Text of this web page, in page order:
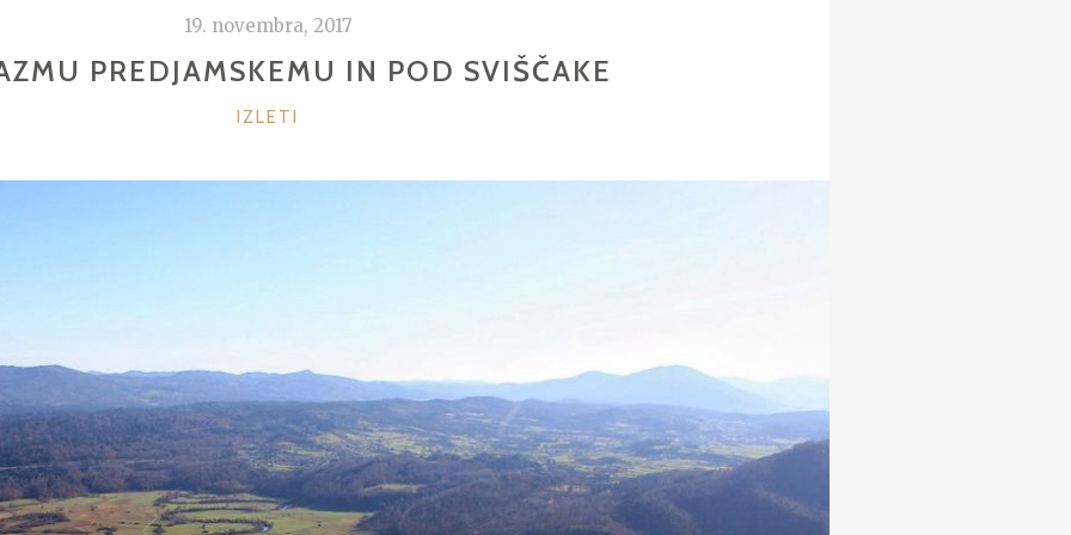
19. novembra, 2017
PREDJAMSKEMU IN POD SVIŠČAKE
KATEGORIJE
IZLETI